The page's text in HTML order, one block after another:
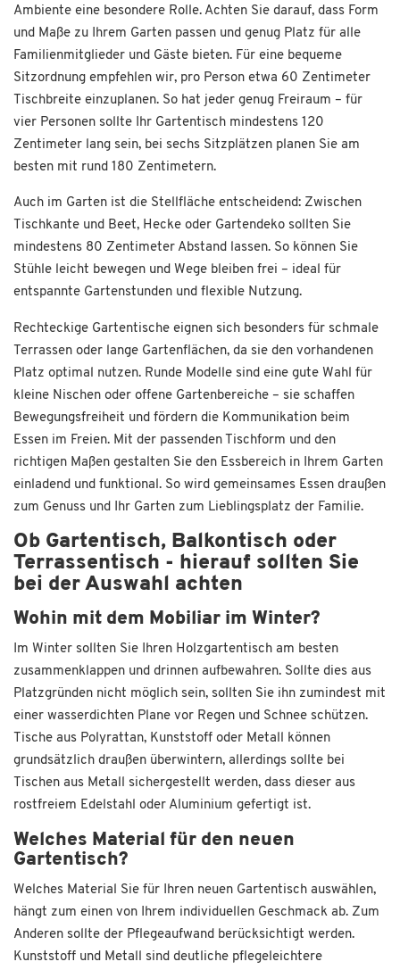
Ambiente eine besondere Rolle. Achten Sie darauf, dass Form
und Maße zu Ihrem Garten passen und genug Platz für alle
Familienmitglieder und Gäste bieten. Für eine bequeme
Sitzordnung empfehlen wir, pro Person etwa 60 Zentimeter
Tischbreite einzuplanen. So hat jeder genug Freiraum – für
vier Personen sollte Ihr Gartentisch mindestens 120
Zentimeter lang sein, bei sechs Sitzplätzen planen Sie am
besten mit rund 180 Zentimetern.
Auch im Garten ist die Stellfläche entscheidend: Zwischen
Tischkante und Beet, Hecke oder Gartendeko sollten Sie
mindestens 80 Zentimeter Abstand lassen. So können Sie
Stühle leicht bewegen und Wege bleiben frei – ideal für
entspannte Gartenstunden und flexible Nutzung.
Rechteckige Gartentische eignen sich besonders für schmale
Terrassen oder lange Gartenflächen, da sie den vorhandenen
Platz optimal nutzen. Runde Modelle sind eine gute Wahl für
kleine Nischen oder offene Gartenbereiche – sie schaffen
Bewegungsfreiheit und fördern die Kommunikation beim
Essen im Freien. Mit der passenden Tischform und den
richtigen Maßen gestalten Sie den Essbereich in Ihrem Garten
einladend und funktional. So wird gemeinsames Essen draußen
zum Genuss und Ihr Garten zum Lieblingsplatz der Familie.
Ob Gartentisch, Balkontisch oder
Terrassentisch - hierauf sollten Sie
bei der Auswahl achten
Wohin mit dem Mobiliar im Winter?
Im Winter sollten Sie Ihren Holzgartentisch am besten
zusammenklappen und drinnen aufbewahren. Sollte dies aus
Platzgründen nicht möglich sein, sollten Sie ihn zumindest mit
einer wasserdichten Plane vor Regen und Schnee schützen.
Tische aus Polyrattan, Kunststoff oder Metall können
grundsätzlich draußen überwintern, allerdings sollte bei
Tischen aus Metall sichergestellt werden, dass dieser aus
rostfreiem Edelstahl oder Aluminium gefertigt ist.
Welches Material für den neuen
Gartentisch?
Welches Material Sie für Ihren neuen Gartentisch auswählen,
hängt zum einen von Ihrem individuellen Geschmack ab. Zum
Anderen sollte der Pflegeaufwand berücksichtigt werden.
Kunststoff und Metall sind deutliche pflegeleichtere